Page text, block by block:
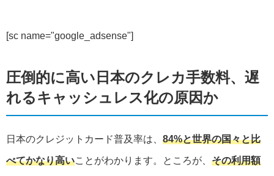
[sc name="google_adsense"]
圧倒的に高い日本のクレカ手数料、遅
れるキャッシュレス化の原因か
日本のクレジットカード普及率は、 84%と世界の国々と比
べてかなり高いことがわかります。ところが、 その利用額